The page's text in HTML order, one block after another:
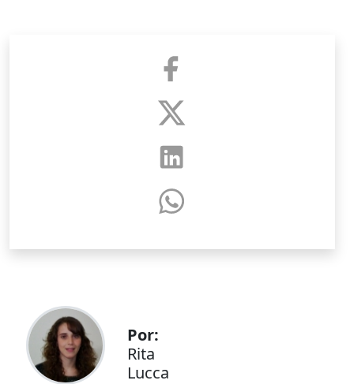
Por:
Rita
Lucca